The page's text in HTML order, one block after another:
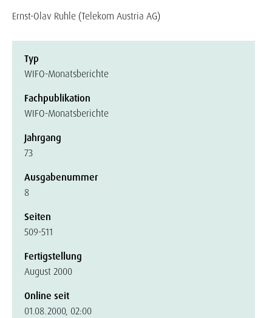
Ernst-Olav Ruhle (Telekom Austria AG)
Typ
WIFO-Monatsberichte
Fachpublikation
WIFO-Monatsberichte
Jahrgang
73
Ausgabenummer
8
Seiten
509-511
Fertigstellung
August 2000
Online seit
01.08.2000, 02:00